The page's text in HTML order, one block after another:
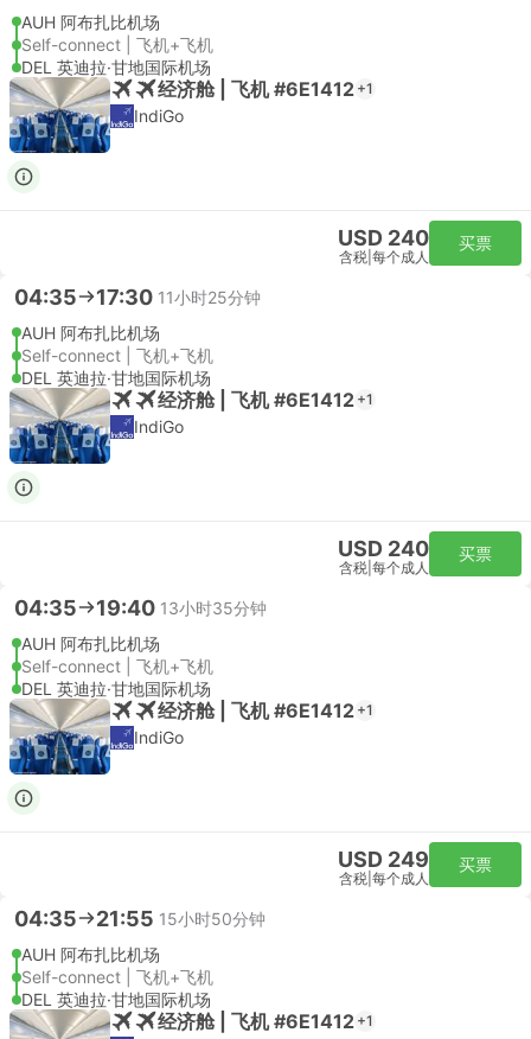
AUH 阿布扎比机场
Self-connect | 飞机+飞机
DEL 英迪拉·甘地国际机场
经济舱 | 飞机 #6E1412 +1
IndiGo
USD 240
含税 每个成人
买票
04:35 17:30 11小时25分钟
AUH 阿布扎比机场
Self-connect | 飞机+飞机
DEL 英迪拉·甘地国际机场
经济舱 | 飞机 #6E1412 +1
IndiGo
USD 240
含税 每个成人
买票
04:35 19:40 13小时35分钟
AUH 阿布扎比机场
Self-connect | 飞机+飞机
DEL 英迪拉·甘地国际机场
经济舱 | 飞机 #6E1412 +1
IndiGo
USD 249
含税 每个成人
买票
04:35 21:55 15小时50分钟
AUH 阿布扎比机场
Self-connect | 飞机+飞机
DEL 英迪拉·甘地国际机场
经济舱 | 飞机 #6E1412 +1